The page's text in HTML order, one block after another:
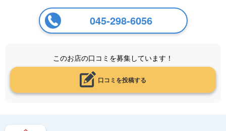
045-298-6056
このお店の口コミを募集しています！
口コミを投稿する